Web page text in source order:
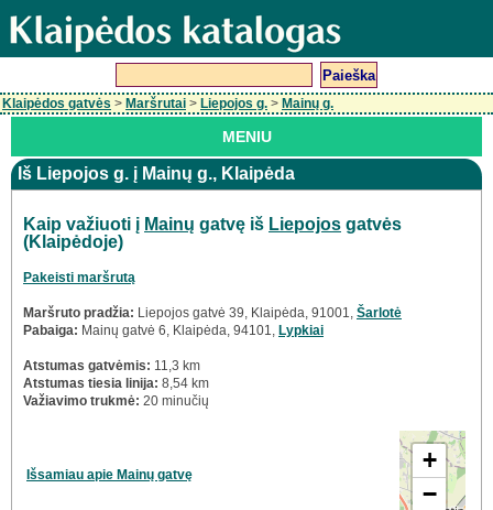
Klaipėdos gatvės > Maršrutai > Liepojos g. > Mainų g.
MENIU
Iš Liepojos g. į Mainų g., Klaipėda
Kaip važiuoti į Mainų gatvę iš Liepojos gatvės
(Klaipėdoje)
Pakeisti maršrutą
Maršruto pradžia: Liepojos gatvė 39, Klaipėda, 91001, Šarlotė
Pabaiga: Mainų gatvė 6, Klaipėda, 94101, Lypkiai
Atstumas gatvėmis: 11,3 km
Atstumas tiesia linija: 8,54 km
Važiavimo trukmė: 20 minučių
Išsamiau apie Mainų gatvę
+
−